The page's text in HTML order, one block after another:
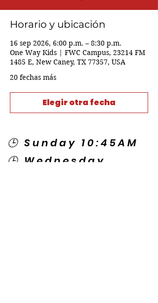
Horario y ubicación
16 sep 2026, 6:00 p.m. – 8:30 p.m.
One Way Kids | FWC Campus, 23214 FM
1485 E, New Caney, TX 77357, USA
20 fechas más
Elegir otra fecha
🕒 Sunday 10:45AM
🕒 Wednesday